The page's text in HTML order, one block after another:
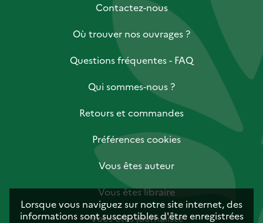
Lorsque vous naviguez sur notre site internet, des
informations sont susceptibles d'être enregistrées
Contactez-nous
Où trouver nos ouvrages ?
Questions fréquentes - FAQ
Qui sommes-nous ?
Retours et commandes
Préférences cookies
Vous êtes auteur
Vous êtes libraire
Vous êtes journaliste